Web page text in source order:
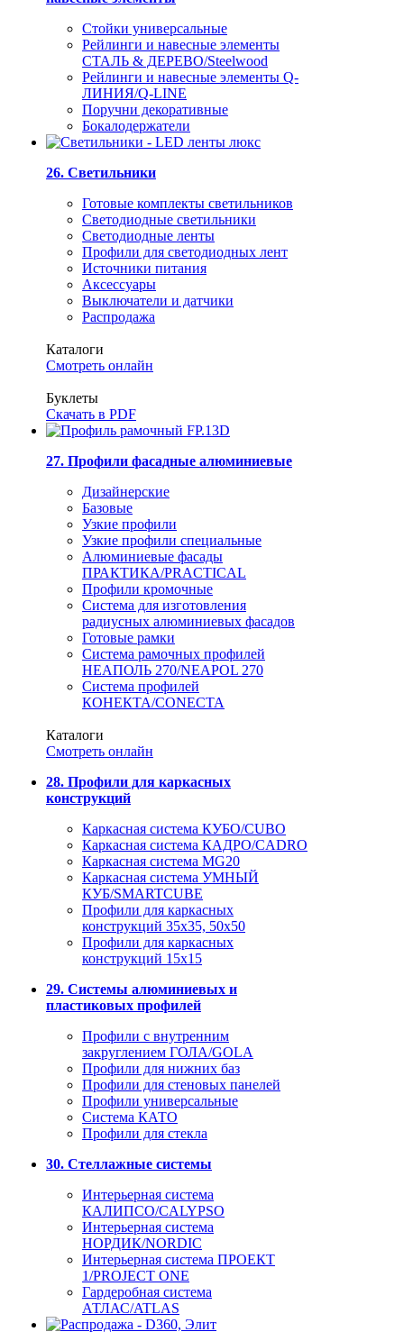
Стойки универсальные
Рейлинги и навесные элементы
СТАЛЬ & ДЕРЕВО/Steelwood
Рейлинги и навесные элементы Q-
ЛИНИЯ/Q-LINE
Поручни декоративные
Бокалодержатели
26. Светильники
Готовые комплекты светильников
Светодиодные светильники
Светодиодные ленты
Профили для светодиодных лент
Источники питания
Аксессуары
Выключатели и датчики
Распродажа
Каталоги
Смотреть онлайн
Буклеты
Скачать в PDF
27. Профили фасадные алюминиевые
Дизайнерские
Базовые
Узкие профили
Узкие профили специальные
Алюминиевые фасады
ПРАКТИКА/PRACTICAL
Профили кромочные
Система для изготовления
радиусных алюминиевых фасадов
Готовые рамки
Система рамочных профилей
НЕАПОЛЬ 270/NEAPOL 270
Система профилей
КОНЕКТА/CONECTA
Каталоги
Смотреть онлайн
28. Профили для каркасных
конструкций
Каркасная система КУБО/CUBO
Каркасная система КАДРО/CADRO
Каркасная система MG20
Каркасная система УМНЫЙ
КУБ/SMARTCUBE
Профили для каркасных
конструкций 35x35, 50x50
Профили для каркасных
конструкций 15х15
29. Системы алюминиевых и
пластиковых профилей
Профили с внутренним
закруглением ГОЛА/GOLA
Профили для нижних баз
Профили для стеновых панелей
Профили универсальные
Система КАТО
Профили для стекла
30. Стеллажные системы
Интерьерная система
КАЛИПСО/CALYPSO
Интерьерная система
НОРДИК/NORDIC
Интерьерная система ПРОЕКТ
1/PROJECT ONE
Гардеробная система
АТЛАС/ATLAS